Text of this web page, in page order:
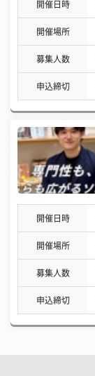
開催日時
開催場所
募集人数
申込締切
開催日時
開催場所
募集人数
申込締切